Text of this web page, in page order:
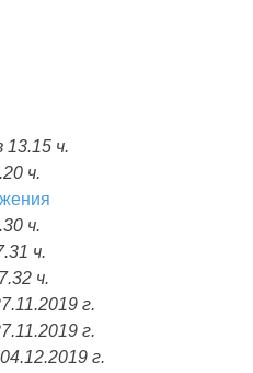
13.15 ч.
ч.
ч.
ч.
ч.
г.
г.
г.